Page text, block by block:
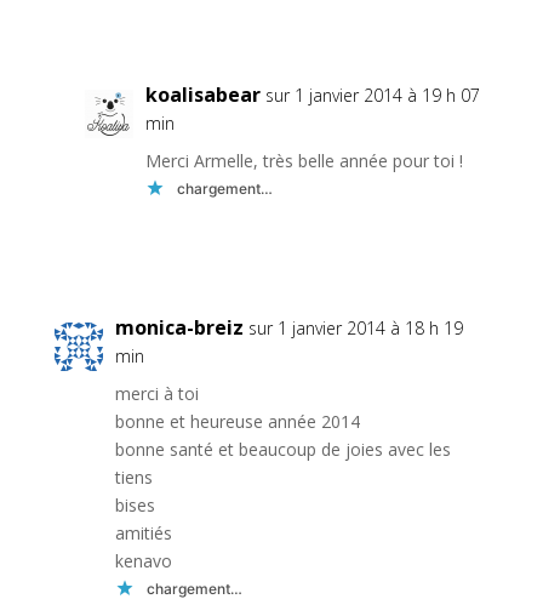
koalisabear sur 1 janvier 2014 à 19 h 07
min
Merci Armelle, très belle année pour toi !
chargement…
monica-breiz sur 1 janvier 2014 à 18 h 19
min
merci à toi
bonne et heureuse année 2014
bonne santé et beaucoup de joies avec les
tiens
bises
amitiés
kenavo
chargement…